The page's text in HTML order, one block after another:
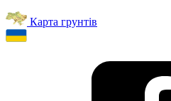
Карта грунтів